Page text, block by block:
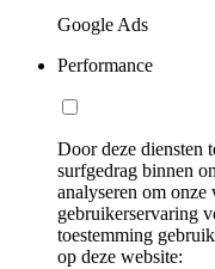
Google Ads
Performance
Door deze diensten
surfgedrag binnen
analyseren om onze
gebruikerservaring
toestemming
op deze website: